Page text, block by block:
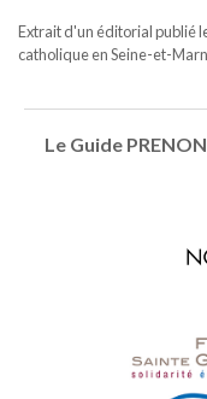
Extrait d'un éditorial publié
catholique en Seine-et-
Le Guide